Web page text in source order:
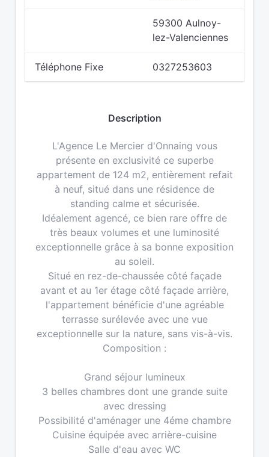
59300 Aulnoy-
lez-Valenciennes
Téléphone Fixe 0327253603
Description
L'Agence Le Mercier d'Onnaing vous
présente en exclusivité ce superbe
appartement de 124 m2, entièrement refait
à neuf, situé dans une résidence de
standing calme et sécurisée.
Idéalement agencé, ce bien rare offre de
très beaux volumes et une luminosité
exceptionnelle grâce à sa bonne exposition
au soleil.
Situé en rez-de-chaussée côté façade
avant et au 1er étage côté façade arrière,
l'appartement bénéficie d'une agréable
terrasse surélevée avec une vue
exceptionnelle sur la nature, sans vis-à-vis.
Composition :
Grand séjour lumineux
3 belles chambres dont une grande suite
avec dressing
Possibilité d'aménager une 4éme chambre
Cuisine équipée avec arrière-cuisine
Salle d'eau avec WC